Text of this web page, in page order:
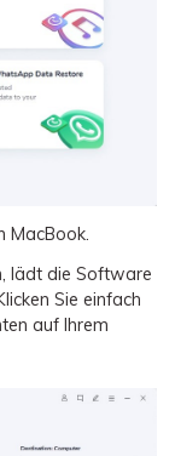
MacBook.
lädt die Software
Sie einfach
auf Ihrem